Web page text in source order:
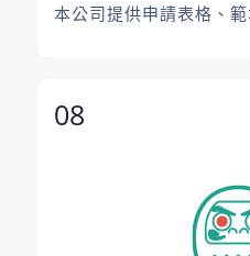
本公司提供申請表格、
08